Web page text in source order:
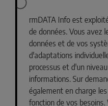
rmDATA Info est
de données. Vous avez
données et de vos
d'adaptations
processus et d'un
informations. Sur
également en charge
fonction de vos besoins.